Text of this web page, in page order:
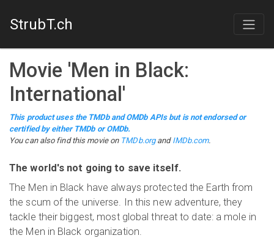
StrubT.ch
Movie 'Men in Black:
International '
This product uses the TMDb and OMDb APIs but is not endorsed or
certified by either TMDb or OMDb.
You can also find this movieon TMDb.organd IMDb.com.
The world's not going to save itself.
The Men in Black have always protected the Earth from
the scum of the universe. In this new adventure, they
tackle their biggest, most global threat to date: a mole in
the Men in Black organization.